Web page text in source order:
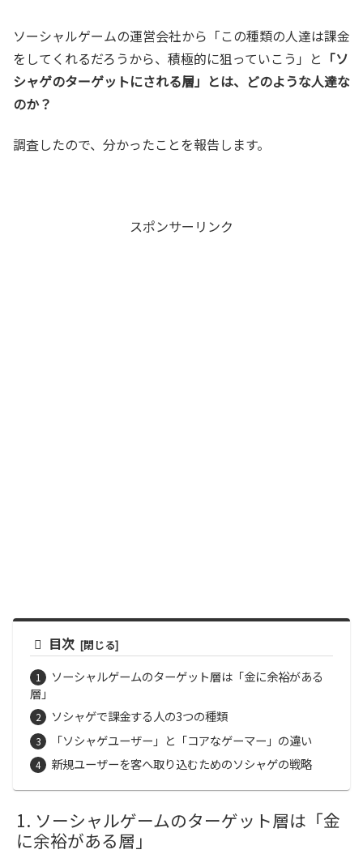
ソーシャルゲームの運営会社から「この種類の人達は課金
をしてくれるだろうから、積極的に狙っていこう」と 「ソ
シャゲのターゲットにされる層」とは、どのような人達な
のか？
調査したので、分かったことを報告します。
スポンサーリンク
目次
ソーシャルゲームのターゲット層は「金に余裕がある
層」
ソシャゲで課金する人の3つの種類
「ソシャゲユーザー」と「コアなゲーマー」の違い
新規ユーザーを客へ取り込むためのソシャゲの戦略
ソーシャルゲームのターゲット層は「金
に余裕がある層」